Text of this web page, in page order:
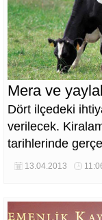
Mera ve
Dört ilçedeki
verilecek.
tarihlerinde
13.04.2013